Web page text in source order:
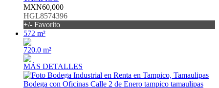
MXN60,000
HGL8574396
+/- Favorito
572 m²
720.0 m²
MÁS DETALLES